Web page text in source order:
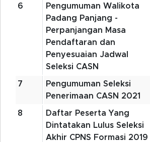
6
Pengumuman Walikota
Padang Panjang -
Perpanjangan Masa
Pendaftaran dan
Penyesuaian Jadwal
Seleksi CASN
7
Pengumuman Seleksi
Penerimaan CASN 2021
8
Daftar Peserta Yang
Dintatakan Lulus Seleksi
Akhir CPNS Formasi 2019